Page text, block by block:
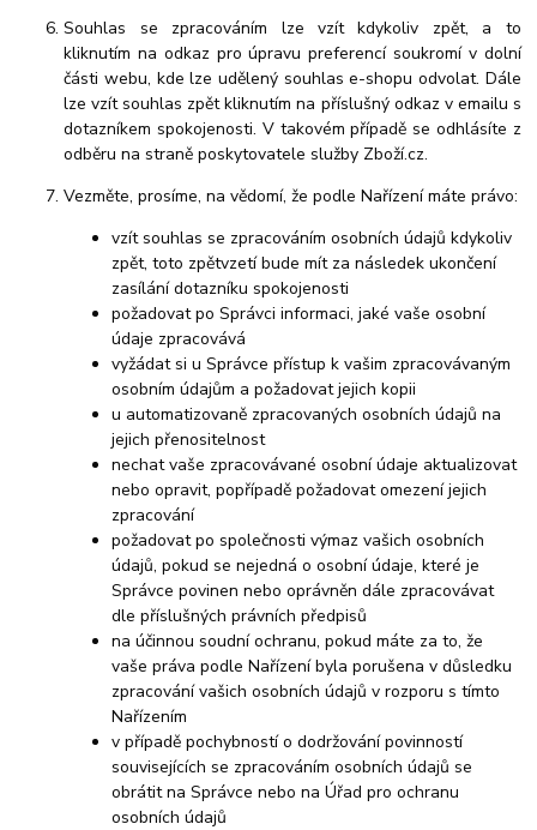
Souhlas se zpracováním lze vzít kdykoliv zpět, a to
kliknutím na odkaz pro úpravu preferencí soukromí v dolní
části webu, kde lze udělený souhlas e-shopu odvolat. Dále
lze vzít souhlas zpět kliknutím na příslušný odkaz v emailu s
dotazníkem spokojenosti. V takovém případě se odhlásíte z
odběru na straně poskytovatele služby Zboží.cz.
Vezměte, prosíme, na vědomí, že podle Nařízení máte právo:
vzít souhlas se zpracováním osobních údajů kdykoliv
zpět, toto zpětvzetí bude mít za následek ukončení
zasílání dotazníku spokojenosti
požadovat po Správci informaci, jaké vaše osobní
údaje zpracovává
vyžádat si u Správce přístup k vašim zpracovávaným
osobním údajům a požadovat jejich kopii
u automatizovaně zpracovaných osobních údajů na
jejich přenositelnost
nechat vaše zpracovávané osobní údaje aktualizovat
nebo opravit, popřípadě požadovat omezení jejich
zpracování
požadovat po společnosti výmaz vašich osobních
údajů, pokud se nejedná o osobní údaje, které je
Správce povinen nebo oprávněn dále zpracovávat
dle příslušných právních předpisů
na účinnou soudní ochranu, pokud máte za to, že
vaše práva podle Nařízení byla porušena v důsledku
zpracování vašich osobních údajů v rozporu s tímto
Nařízením
v případě pochybností o dodržování povinností
souvisejících se zpracováním osobních údajů se
obrátit na Správce nebo na Úřad pro ochranu
osobních údajů